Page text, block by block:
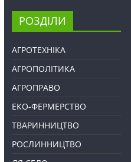
РОЗДІЛИ
АГРОТЕХНІКА
АГРОПОЛІТИКА
АГРОПРАВО
ЕКО-ФЕРМЕРСТВО
ТВАРИННИЦТВО
РОСЛИННИЦТВО